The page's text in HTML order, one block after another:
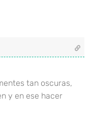
tan oscuras,
y en ese hacer